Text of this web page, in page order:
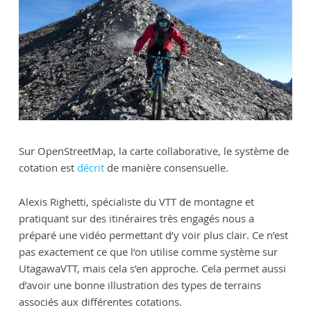
Sur OpenStreetMap, la carte collaborative, le système de
cotation est décritde manière consensuelle.
Alexis Righetti, spécialiste du VTT de montagne et
pratiquant sur des itinéraires très engagés nous a
préparé une vidéo permettant d’y voir plus clair. Ce n’est
pas exactement ce que l’on utilise comme système sur
UtagawaVTT, mais cela s’en approche. Cela permet aussi
d’avoir une bonne illustration des types de terrains
associés aux différentes cotations.